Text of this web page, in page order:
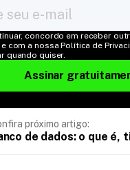
concordo em receber
e com a nossa Política de
quando quiser.
Assinar
próximo artigo:
de dados: o que é,